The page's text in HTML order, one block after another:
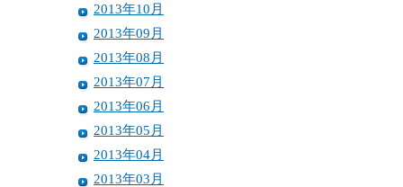
2013年10月
2013年09月
2013年08月
2013年07月
2013年06月
2013年05月
2013年04月
2013年03月